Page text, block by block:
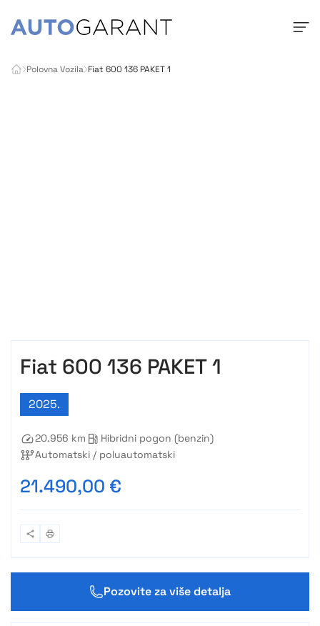
Polovna Vozila Fiat 600 136 PAKET 1
Fiat 600 136 PAKET 1
2025.
20.956 km
Hibridni pogon (benzin)
Automatski / poluautomatski
21.490,00 €
Pozovite za više detalja